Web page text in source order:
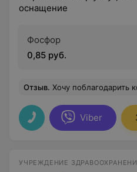
оснащение
Фосфор
0,85 руб.
Отзыв. Хочу поблагодарить коллектив клиникодиагностической лаборатории
Viber
УЧРЕЖДЕНИЕ